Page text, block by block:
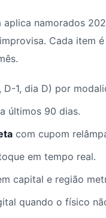
namorados
Cada item
1, dia D) por
últimos 90 dias.
com cupom
em tempo real.
capital e região
quando o físico